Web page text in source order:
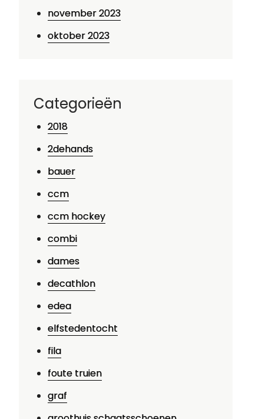
november 2023
oktober 2023
Categorieën
2018
2dehands
bauer
ccm
ccm hockey
combi
dames
decathlon
edea
elfstedentocht
fila
foute truien
graf